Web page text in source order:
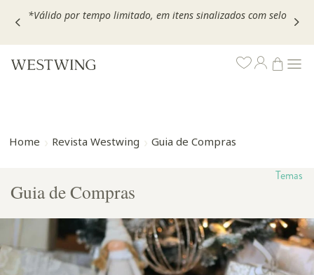
Escolha seu VOUCHER e ganhe até 30% OFF*: useMOVEL30,
Home Revista Westwing Guia de Compras
Temas
Guia de Compras